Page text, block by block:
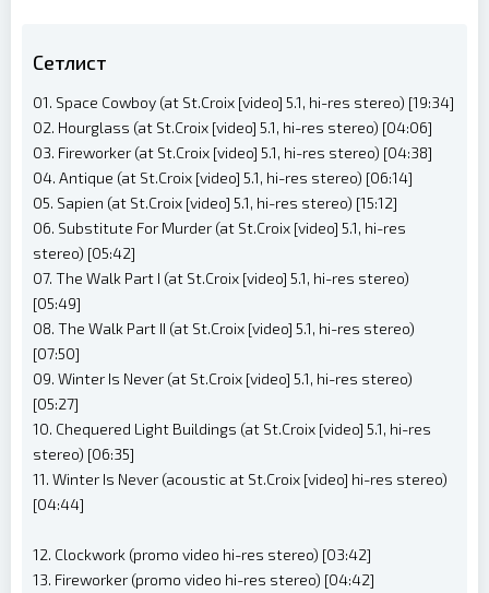
Сетлист
01. Space Cowboy (at St.Croix [video] 5.1, hi-res stereo) [19:34]
02. Hourglass (at St.Croix [video] 5.1, hi-res stereo) [04:06]
03. Fireworker (at St.Croix [video] 5.1, hi-res stereo) [04:38]
04. Antique (at St.Croix [video] 5.1, hi-res stereo) [06:14]
05. Sapien (at St.Croix [video] 5.1, hi-res stereo) [15:12]
06. Substitute For Murder (at St.Croix [video] 5.1, hi-res
stereo) [05:42]
07. The Walk Part I (at St.Croix [video] 5.1, hi-res stereo)
[05:49]
08. The Walk Part II (at St.Croix [video] 5.1, hi-res stereo)
[07:50]
09. Winter Is Never (at St.Croix [video] 5.1, hi-res stereo)
[05:27]
10. Chequered Light Buildings (at St.Croix [video] 5.1, hi-res
stereo) [06:35]
11. Winter Is Never (acoustic at St.Croix [video] hi-res stereo)
[04:44]
12. Clockwork (promo video hi-res stereo) [03:42]
13. Fireworker (promo video hi-res stereo) [04:42]